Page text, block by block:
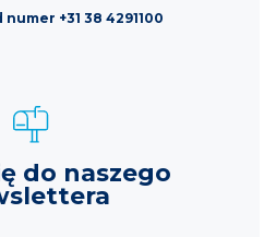
+31 38 4291100
do naszego